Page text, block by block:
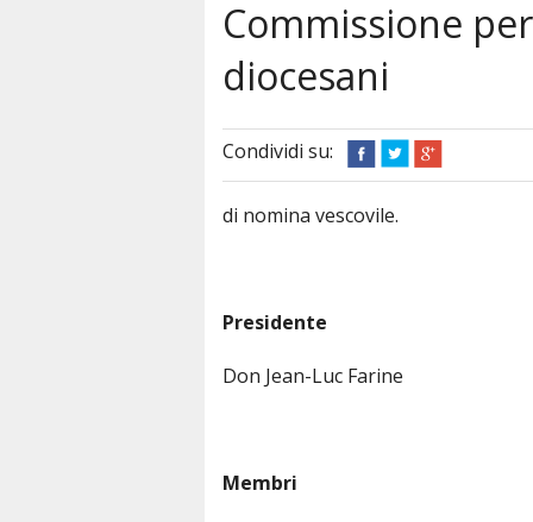
Commissione
diocesani
Condividi su:
di nomina vescovile.
Presidente
Don Jean-Luc Farine
Membri